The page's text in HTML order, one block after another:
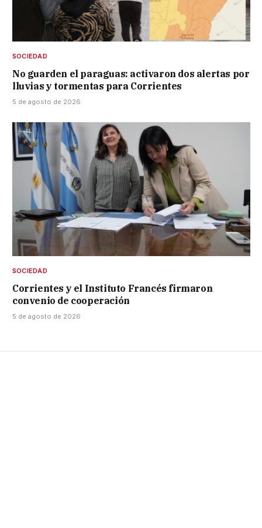
SOCIEDAD
No guarden el paraguas: activaron dos alertas por
lluvias y tormentas para Corrientes
5 de agosto de 2026
SOCIEDAD
Corrientes y el Instituto Francés firmaron
convenio de cooperación
5 de agosto de 2026